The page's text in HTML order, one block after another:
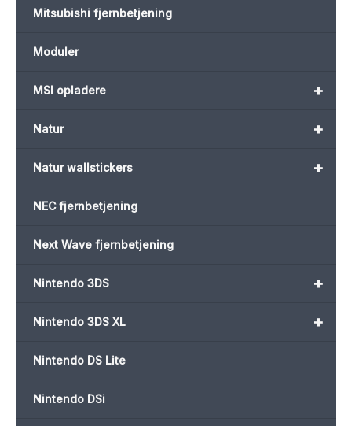
Mitsubishi fjernbetjening
Moduler
+
MSI opladere
+
Natur
+
Natur wallstickers
NEC fjernbetjening
Next Wave fjernbetjening
+
Nintendo 3DS
+
Nintendo 3DS XL
Nintendo DS Lite
Nintendo DSi